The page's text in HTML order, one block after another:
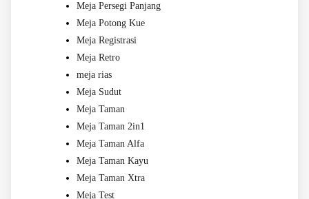
Meja Persegi Panjang
Meja Potong Kue
Meja Registrasi
Meja Retro
meja rias
Meja Sudut
Meja Taman
Meja Taman 2in1
Meja Taman Alfa
Meja Taman Kayu
Meja Taman Xtra
Meja Test